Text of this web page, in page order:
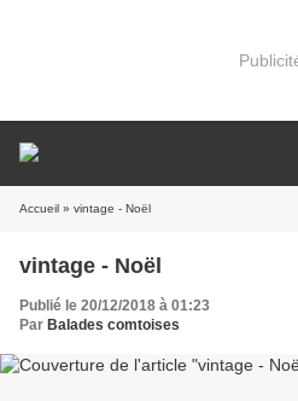
Accueil » vintage - Noël
vintage - Noël
Publié le 20/12/2018 à 01:23
Par Balades comtoises